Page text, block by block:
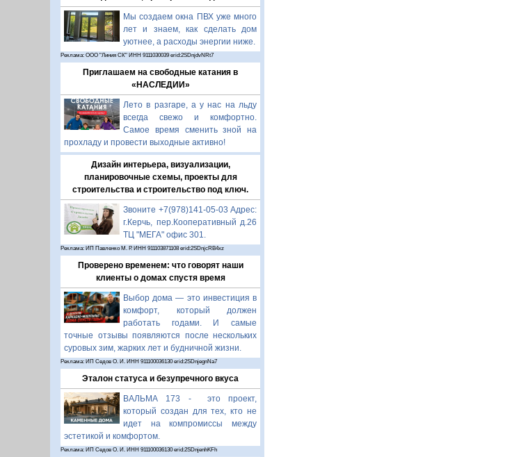
Мы создаем окна ПВХ уже много
лет и знаем, как сделать дом
уютнее, а расходы энергии ниже.
Реклама: ООО "Линия СК" ИНН 9111030039 erid:2SDnjdvNRt7
Приглашаем на свободные катания в
«НАСЛЕДИИ»
Лето в разгаре, а у нас на льду
всегда свежо и комфортно.
Самое время сменить зной на
прохладу и провести выходные активно!
Дизайн интерьера, визуализации,
планировочные схемы, проекты для
строительства и строительство под ключ.
Звоните +7(978)141-05-03 Адрес:
г.Керчь, пер.Кооперативный д.26
ТЦ "МЕГА" офис 301.
Реклама: ИП Павленко М. Р. ИНН 911103871108 erid:2SDnjcRB4xz
Проверено временем: что говорят наши
клиенты о домах спустя время
Выбор дома — это инвестиция в
комфорт, который должен
работать годами. И самые
точные отзывы появляются после нескольких
суровых зим, жарких лет и будничной жизни.
Реклама: ИП Седов О. И. ИНН 911100036130 erid:2SDnjegnNa7
Эталон статуса и безупречного вкуса
ВАЛЬМА 173 - это проект,
который создан для тех, кто не
идет на компромиссы между
эстетикой и комфортом.
Реклама: ИП Седов О. И. ИНН 911100036130 erid:2SDnjenhKFh